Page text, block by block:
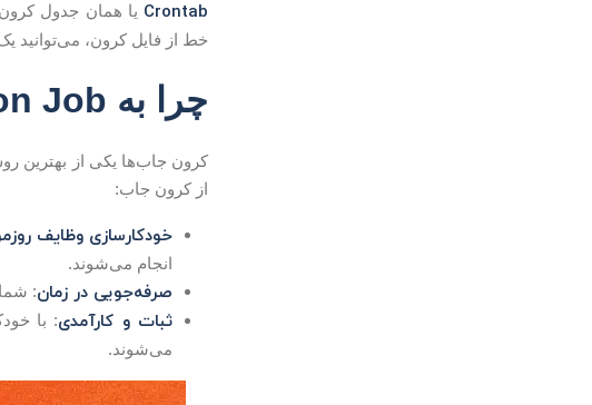
Crontab یا همان جدول
خط از فایل کرون، می‌توانید
چرا به Cron Job در لینوکس نیاز داریم؟
کرون جاب‌ها یکی از بهترین
از کرون جاب:
خودکارسازی وظایف
انجام می‌شوند.
صرفه‌جویی در زمان: شما
ثبات و کارآمدی: با
می‌شوند.